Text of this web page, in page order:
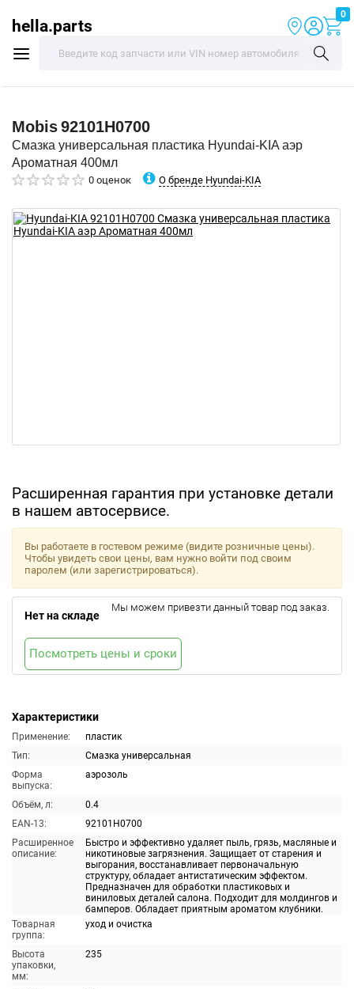
hella.parts
0
Mobis92101H0700
Смазка универсальная пластика Hyundai-KIA аэр
Ароматная 400мл
0 оценок О бренде Hyundai-KIA
Расширенная гарантия при установке детали
в нашем автосервисе.
Характеристики
Применение:
пластик
Тип:
Смазка универсальная
Форма
выпуска:
аэрозоль
Объём, л:
0.4
EAN-13:
92101H0700
Расширенное
описание:
Быстро и эффективно удаляет пыль, грязь, масляные и
никотиновые загрязнения. Защищает от старения и
выгорания, восстанавливает первоначальную
структуру, обладает антистатическим эффектом.
Предназначен для обработки пластиковых и
виниловых деталей салона. Подходит для молдингов и
бамперов. Обладает приятным ароматом клубники.
Товарная
группа:
уход и очистка
Высота
упаковки,
мм:
235
Вы работаете в гостевом режиме (видите розничные цены).
Чтобы увидеть свои цены, вам нужно войти под своим
паролем (или зарегистрироваться).
Нет на складе
Мы можем привезти данный товар под заказ.
Посмотреть цены и сроки